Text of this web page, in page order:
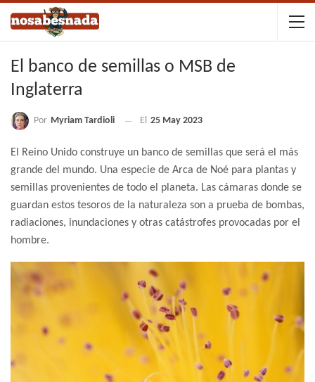
El banco de semillas o MSB de
Inglaterra
Por Myriam Tardioli El 25 May 2023
El Reino Unido construye un banco de semillas que será el más
grande del mundo. Una especie de Arca de Noé para plantas y
semillas provenientes de todo el planeta. Las cámaras donde se
guardan estos tesoros de la naturaleza son a prueba de bombas,
radiaciones, inundaciones y otras catástrofes provocadas por el
hombre.